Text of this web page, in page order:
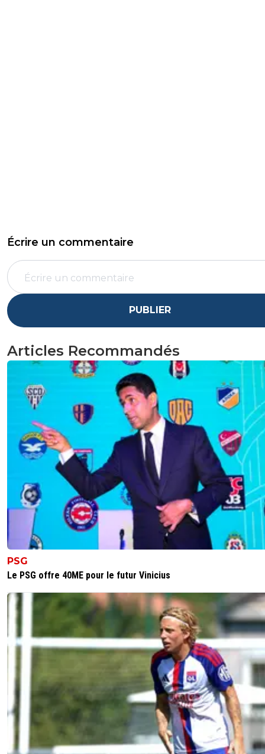
Écrire un commentaire
PUBLIER
Articles Recommandés
PSG
Le PSG offre 40ME pour le futur Vinicius